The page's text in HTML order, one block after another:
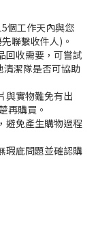
個工作天內與您
聯繫收件人)。
回收需要，可嘗試
潔隊是否可協助
與實物難免有出
再購買。
避免產生購物過程
瑕庛問題並確認購